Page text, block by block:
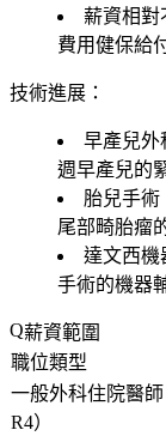
薪資相對
費用健保給
技術進展：
早產兒外
週早產兒的
胎兒手術
尾部畸胎瘤
達文西機
手術的機器
薪資範圍
職位類型
一般外科住院醫
R4）